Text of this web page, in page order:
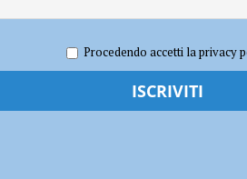
ferendone uno: bloccato e arrestato poco
e Nibbiano CALCIO
Procedendo accetti la privacy